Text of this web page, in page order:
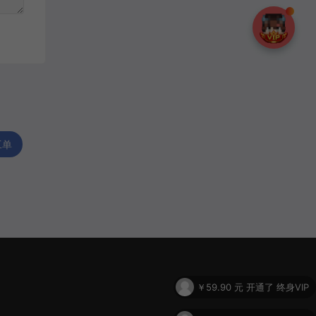
￥59.90 元 开通了 终身VIP